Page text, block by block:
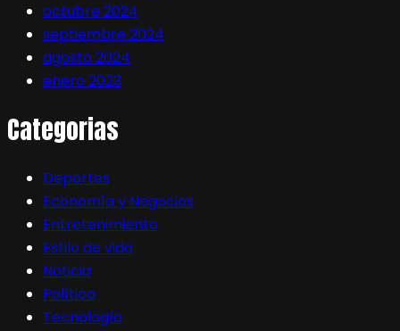
octubre 2024
septiembre 2024
agosto 2024
enero 2023
Categorias
Deportes
Economía y Negocios
Entretenimiento
Estilo de vida
Noticia
Política
Tecnología